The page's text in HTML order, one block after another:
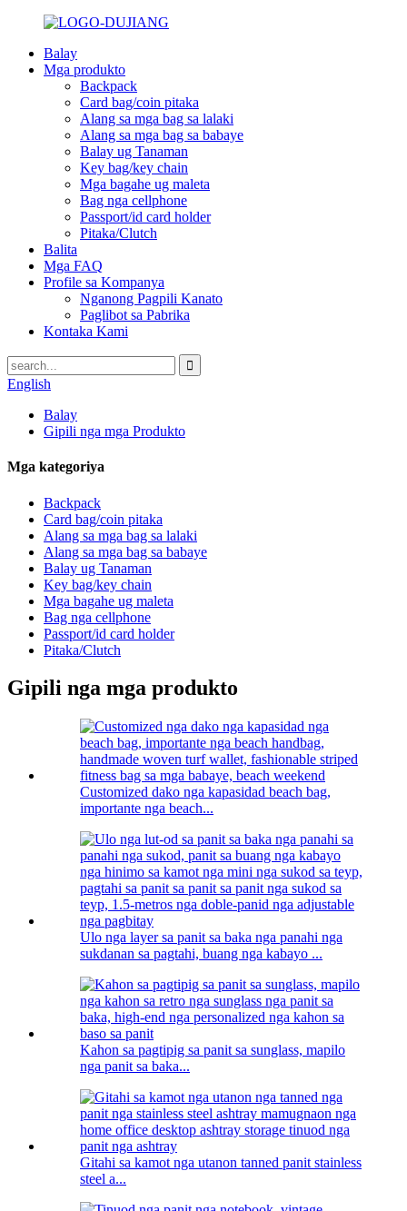
Balay
Mga produkto
Backpack
Card bag/coin pitaka
Alang sa mga bag sa lalaki
Alang sa mga bag sa babaye
Balay ug Tanaman
Key bag/key chain
Mga bagahe ug maleta
Bag nga cellphone
Passport/id card holder
Pitaka/Clutch
Balita
Mga FAQ
Profile sa Kompanya
Nganong Pagpili Kanato
Paglibot sa Pabrika
Kontaka Kami
English
Balay
Gipili nga mga Produkto
Mga kategoriya
Backpack
Card bag/coin pitaka
Alang sa mga bag sa lalaki
Alang sa mga bag sa babaye
Balay ug Tanaman
Key bag/key chain
Mga bagahe ug maleta
Bag nga cellphone
Passport/id card holder
Pitaka/Clutch
Gipili nga mga produkto
Customized dako nga kapasidad beach bag,
importante nga beach...
Ulo nga layer sa panit sa baka nga panahi nga
sukdanan sa pagtahi, buang nga kabayo ...
Kahon sa pagtipig sa panit sa sunglass, mapilo
nga panit sa baka...
Gitahi sa kamot nga utanon tanned panit stainless
steel a...